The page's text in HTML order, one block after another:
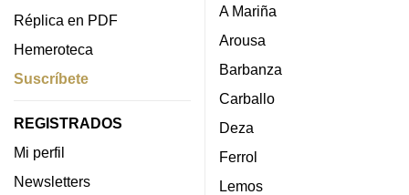
Réplica en PDF
Hemeroteca
Suscríbete
REGISTRADOS
Mi perfil
Newsletters
A Mariña
Arousa
Barbanza
Carballo
Deza
Ferrol
Lemos